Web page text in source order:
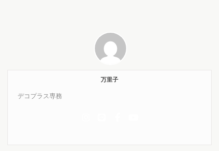
万里子
デコプラス専務